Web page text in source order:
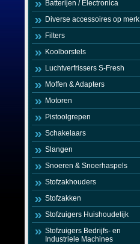
Batterijen / Electronica
Diverse accessoires op merk
Filters
Koolborstels
Luchtverfrissers S-Fresh
Moffen & Adapters
Motoren
Pistoolgrepen
Schakelaars
Slangen
Snoeren & Snoerhaspels
Stofzakhouders
Stofzakken
Stofzuigers Huishoudelijk
Stofzuigers Bedrijfs- en
Industriele Machines